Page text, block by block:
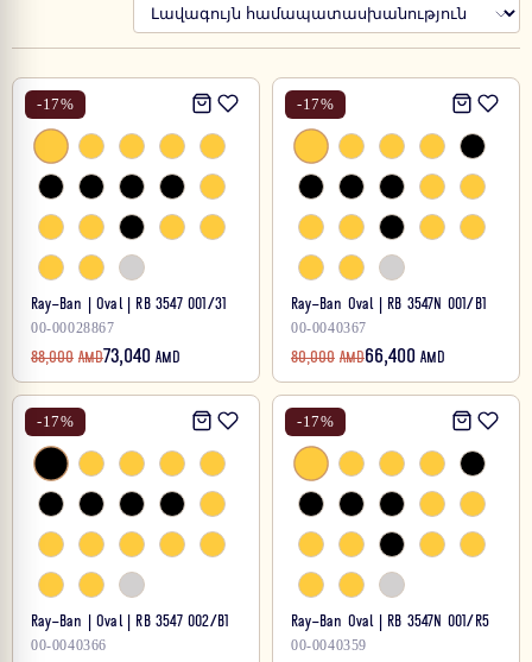
-17%
Ray-Ban | Oval | RB 3547 001/31
00-00028867
88,000 AMD73,040 AMD
-17%
Ray-Ban Oval | RB 3547N 001/B1
00-0040367
80,000 AMD66,400 AMD
-17%
Ray-Ban | Oval | RB 3547 002/B1
00-0040366
-17%
Ray-Ban Oval | RB 3547N 001/R5
00-0040359